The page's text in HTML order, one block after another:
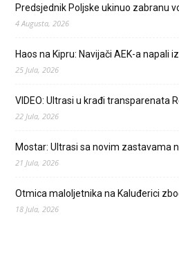
Predsjednik Poljske ukinuo zabranu
4 Augusta, 2026
Haos na Kipru: Navijači AEK-a napali
25 Jula, 2026
VIDEO: Ultrasi u krađi transparenata
22 Jula, 2026
Mostar: Ultrasi sa novim zastavama
21 Jula, 2026
Otmica maloljetnika na Kaluđerici
18 Jula, 2026